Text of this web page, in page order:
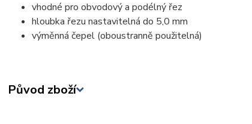
vhodné pro obvodový a podélný řez
hloubka řezu nastavitelná do 5,0 mm
výměnná čepel (oboustranně použitelná)
Původ zboží